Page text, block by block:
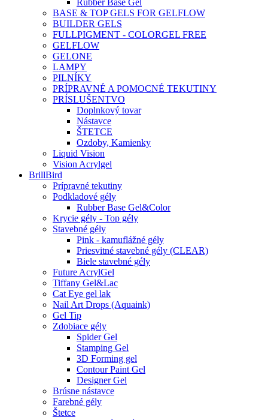
BASE & TOP GELS FOR GELFLOW
BUILDER GELS
FULLPIGMENT - COLORGEL FREE
GELFLOW
GELONE
LAMPY
PILNÍKY
PRÍPRAVNÉ A POMOCNÉ TEKUTINY
PRÍSLUŠENTVO
Doplnkový tovar
Nástavce
ŠTETCE
Ozdoby, Kamienky
Liquid Vision
Vision Acrylgel
BrillBird
Prípravné tekutiny
Podkladové gély
Rubber Base Gel&Color
Krycie gély - Top gély
Stavebné gély
Pink - kamuflážné gély
Priesvitné stavebné gély (CLEAR)
Biele stavebné gély
Future AcrylGel
Tiffany Gel&Lac
Cat Eye gel lak
Nail Art Drops (Aquaink)
Gel Tip
Zdobiace gély
Spider Gel
Stamping Gel
3D Forming gel
Contour Paint Gel
Designer Gel
Brúsne nástavce
Farebné gély
Štetce